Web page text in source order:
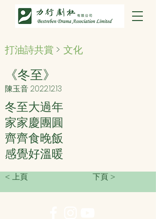
打油詩共賞 > 文化
《冬至》
陳玉音2022.12.13
冬至大過年
家家慶團圓
齊齊食晚飯
感覺好溫暖
< 上頁 下頁 >